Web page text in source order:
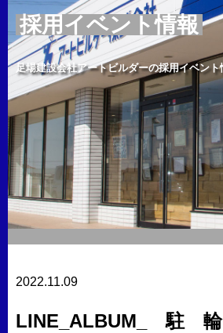
採用イベント情報
足場建設会社アートビルダーの採用イベント
2022.11.09
LINE_ALBUM_